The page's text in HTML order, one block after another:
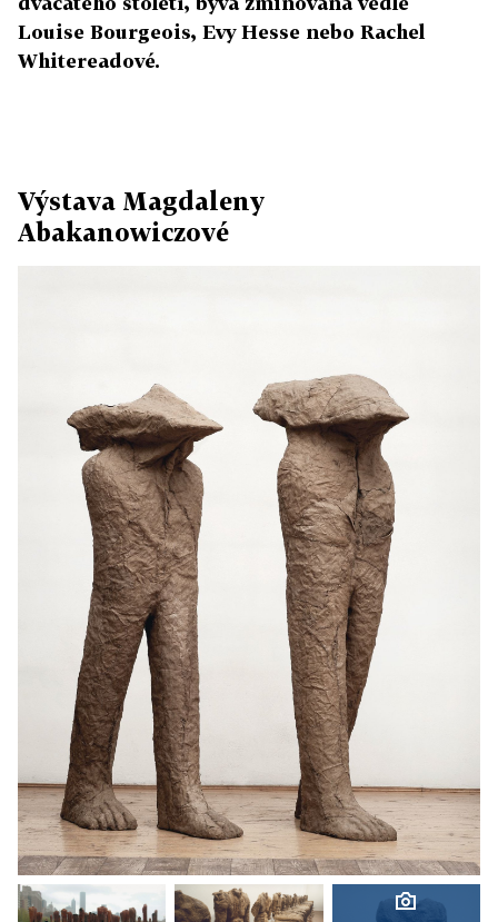
Louise Bourgeois, Evy Hesse nebo Rachel
Whitereadové.
Výstava Magdaleny
Abakanowiczové